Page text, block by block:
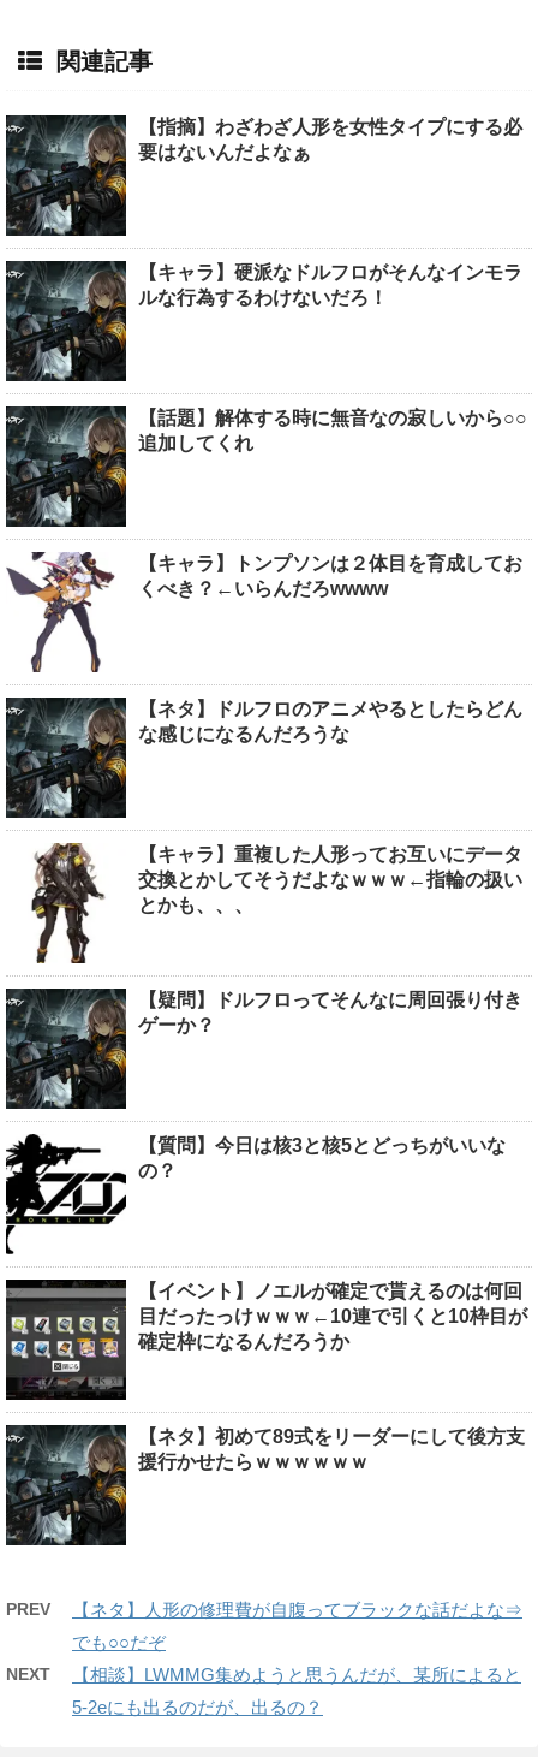
関連記事
【指摘】わざわざ人形を女性タイプにする必
要はないんだよなぁ
【キャラ】硬派なドルフロがそんなインモラ
ルな行為するわけないだろ！
【話題】解体する時に無音なの寂しいから○○
追加してくれ
【キャラ】トンプソンは２体目を育成してお
くべき？←いらんだろwwww
【ネタ】ドルフロのアニメやるとしたらどん
な感じになるんだろうな
【キャラ】重複した人形ってお互いにデータ
交換とかしてそうだよなｗｗｗ←指輪の扱い
とかも、、、
【疑問】ドルフロってそんなに周回張り付き
ゲーか？
【質問】今日は核3と核5とどっちがいいな
の？
【イベント】ノエルが確定で貰えるのは何回
目だったっけｗｗｗ←10連で引くと10枠目が
確定枠になるんだろうか
【ネタ】初めて89式をリーダーにして後方支
援行かせたらｗｗｗｗｗｗ
PREV
【ネタ】人形の修理費が自腹ってブラックな話だよな⇒
でも○○だぞ
NEXT
【相談】LWMMG集めようと思うんだが、某所によると
5-2eにも出るのだが、出るの？